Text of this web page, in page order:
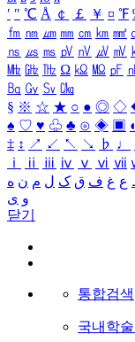
′ ″ ℃ Å ￠ ￡ ￥ ¤ ℉
㎙ ㎚ ㎛ ㎜ ㎝ ㎞ ㎟
㎱ ㎲ ㎳ ㎴ ㎵ ㎶ ㎷
㎒ ㎓ ㎔ Ω ㏀ ㏁ ㎊
㏃ ㏉ ㏜ ㏆
§ ※ ☆ ★ ○ ● ◎ ◇
♠ ♡ ♥ ♧ ♣ ⊙ ◈ ▣ ◐
‡ ↕ ↗ ↙ ↖ ↘ ♭ ♩
ⅰ
ⅱ ⅲ ⅳ ⅴ ⅵ ⅶ
ع غ ف ق ک ل م ن ه
و ی
닫기
통합검색
국내학